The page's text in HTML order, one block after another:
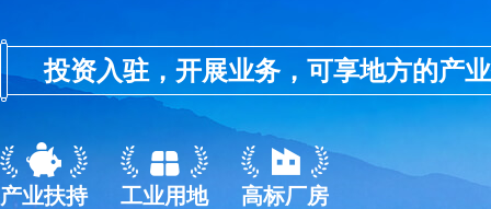
投资入驻，开展业务，可享地方的产
产业扶持 工业用地 高标厂房